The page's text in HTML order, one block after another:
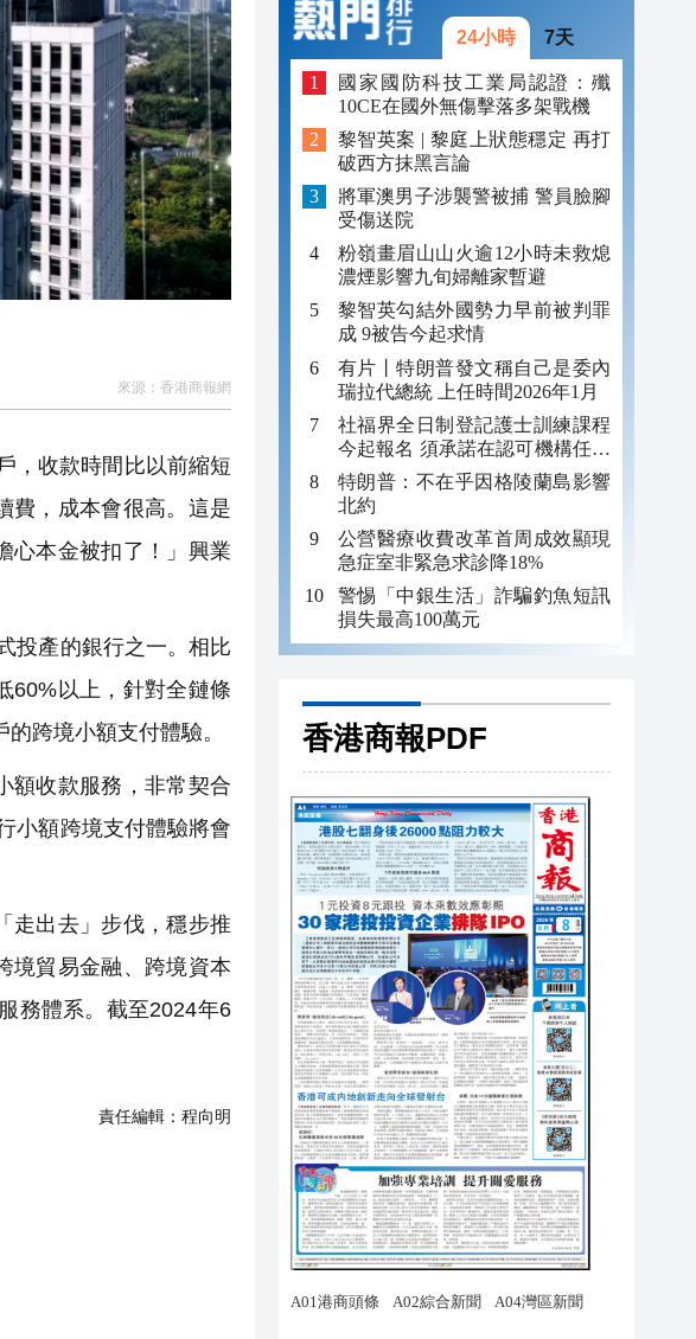
20:42
20:41
20:40
20:39
20:34
來源： 香港商報網
，收款時間比以前縮短
費，成本會很高。這是
心本金被扣了！」興業
投產的銀行之一。相比
60%以上，針對全鏈條
跨境小額支付體驗。
額收款服務，非常契合
小額跨境支付體驗將會
走出去」步伐，穩步推
境貿易金融、跨境資本
務體系。截至2024年6
責任編輯： 程向明
24小時 7天
國家國防科技工業局認證：殲
10CE在國外無傷擊落多架戰機
黎智英案 | 黎庭上狀態穩定 再打
破西方抹黑言論
將軍澳男子涉襲警被捕 警員臉腳
受傷送院
粉嶺畫眉山山火逾12小時未救熄
濃煙影響九旬婦離家暫避
黎智英勾結外國勢力早前被判罪
成 9被告今起求情
有片丨特朗普發文稱自己是委內
瑞拉代總統 上任時間2026年1月
社福界全日制登記護士訓練課程
今起報名 須承諾在認可機構任職
至少三年
特朗普：不在乎因格陵蘭島影響
北約
公營醫療收費改革首周成效顯現
急症室非緊急求診降18%
警惕「中銀生活」詐騙釣魚短訊
損失最高100萬元
香港商報PDF